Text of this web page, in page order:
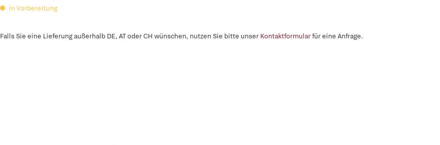
in Vorbereitung
Falls Sie eine Lieferung außerhalb DE, AT oder CH wünschen, nutzen Sie bitte unser Kontaktformularfür eine Anfrage.